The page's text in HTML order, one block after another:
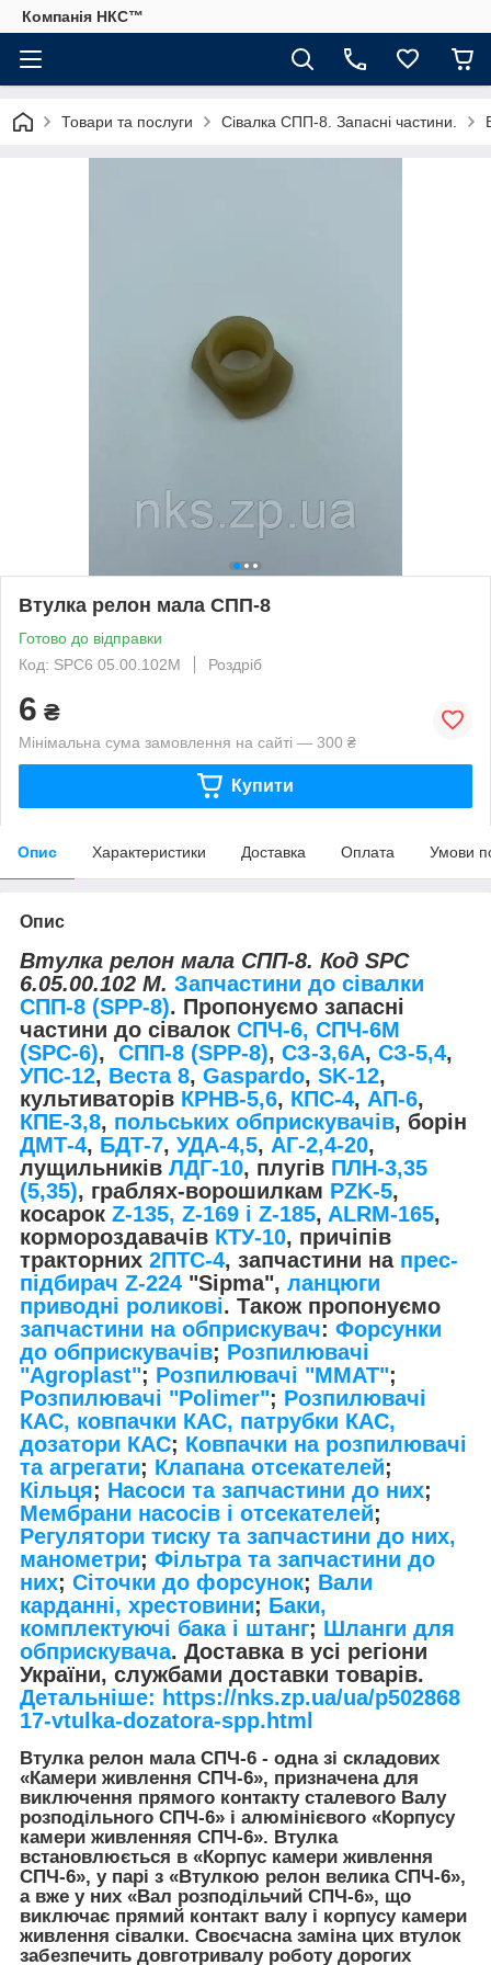
Компанія НКС™
Товари та послуги Сівалка СПП-8. Запасні частини.
Втулка релон мала СПП-8
Готово до відправки
Код: SPC6 05.00.102М
Роздріб
6 ₴
Мінімальна сума замовлення на сайті — 300 ₴
Купити
Опис Характеристики Доставка Оплата Умови
Опис
Втулка релон мала СПП-8. Код SPC
6.05.00.102 М. Запчастини до сівалки
СПП-8 (SPP-8). Пропонуємо запасні
частини до сівалок СПЧ-6, СПЧ-6М
(SPС-6), СПП-8 (SPP-8), СЗ-3,6А, СЗ-5,4,
УПС-12, Веста 8, Gaspardo, SK-12,
культиваторів КРНВ-5,6, КПС-4, АП-6,
КПЕ-3,8, польських обприскувачів, борін
ДМТ-4, БДТ-7, УДА-4,5, АГ-2,4-20,
лущильників ЛДГ-10, плугів ПЛН-3,35
(5,35), граблях-ворошилкам PZK-5,
косарок Z-135, Z-169 і Z-185, ALRM-165,
кормороздавачів КТУ-10, причіпів
тракторних 2ПТС-4, запчастини на прес-
підбирач Z-224 "Sipma", ланцюги
приводні роликові. Також пропонуємо
запчастини на обприскувач: Форсунки
до обприскувачів; Розпилювачі
"Agroplast"; Розпилювачі "MMAT";
Розпилювачі "Polimer"; Розпилювачі
КАС, ковпачки КАС, патрубки КАС,
дозатори КАС; Ковпачки на розпилювачі
та агрегати; Клапана отсекателей;
Кільця; Насоси та запчастини до них;
Мембрани насосів і отсекателей;
Регулятори тиску та запчастини до них,
манометри; Фільтра та запчастини до
них; Сіточки до форсунок; Вали
карданні, хрестовини; Баки,
комплектуючі бака і штанг; Шланги для
обприскувача. Доставка в усі регіони
України, службами доставки товарів.
Детальніше: https://nks.zp.ua/ua/p502868
17-vtulka-dozatora-spp.html
Втулка релон мала СПЧ-6 - одна зі складових
«Камери живлення СПЧ-6», призначена для
виключення прямого контакту сталевого Валу
розподільного СПЧ-6» і алюмінієвого «Корпусу
камери живленняя СПЧ-6». Втулка
встановлюється в «Корпус камери живлення
СПЧ-6», у парі з «Втулкою релон велика СПЧ-6»,
а вже у них «Вал розподільчий СПЧ-6», що
виключає прямий контакт валу і корпусу камери
живлення сівалки. Своєчасна заміна цих втулок
забезпечить довготривалу роботу дорогих